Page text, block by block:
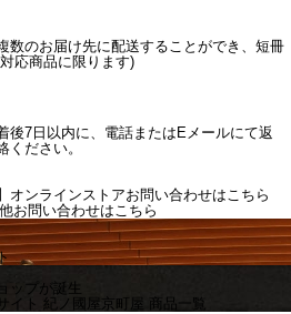
数のお届け先に配送することができ、短冊
応商品に限ります)
後7日以内に、電話またはEメールにて返
ださい。
オンラインストアお問い合わせはこちら
お問い合わせはこちら
ップが誕生
イト 紀ノ國屋京町屋 商品一覧